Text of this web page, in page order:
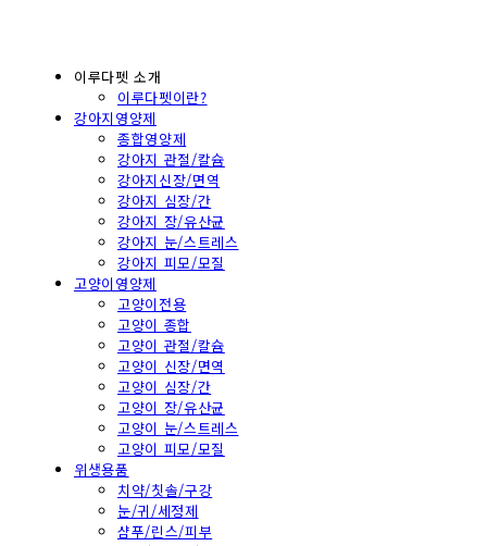
이루다펫 소개
이루다펫이란?
강아지영양제
종합영양제
강아지 관절/칼슘
강아지신장/면역
강아지 심장/간
강아지 장/유산균
강아지 눈/스트레스
강아지 피모/모질
고양이영양제
고양이전용
고양이 종합
고양이 관절/칼슘
고양이 신장/면역
고양이 심장/간
고양이 장/유산균
고양이 눈/스트레스
고양이 피모/모질
위생용품
치약/칫솔/구강
눈/귀/세정제
샴푸/린스/피부